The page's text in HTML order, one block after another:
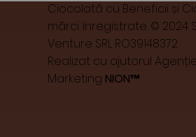
Ciocolată cu Beneficii și
mărci înregistrate. © 2024
Venture SRL RO39148372
Realizat cu ajutorul
Marketing NION™